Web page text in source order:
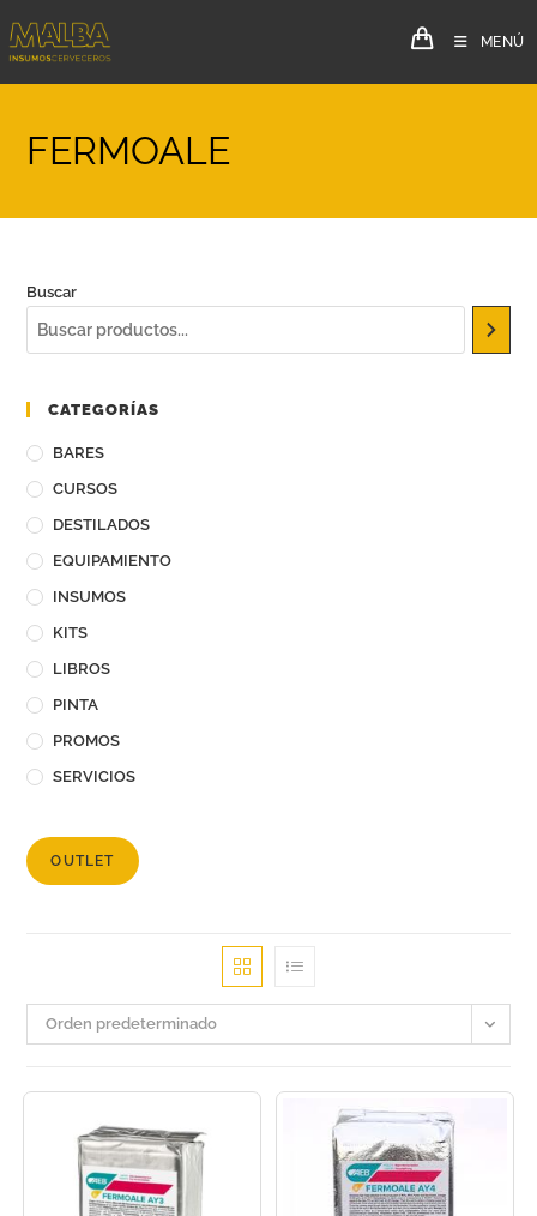
MENÚ
FERMOALE
Buscar
CATEGORÍAS
BARES
CURSOS
DESTILADOS
EQUIPAMIENTO
INSUMOS
KITS
LIBROS
PINTA
PROMOS
SERVICIOS
OUTLET
Orden predeterminado